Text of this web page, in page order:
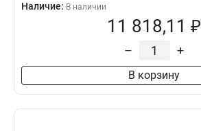
Наличие: В наличии
11 818,11 ₽
– +
В корзину